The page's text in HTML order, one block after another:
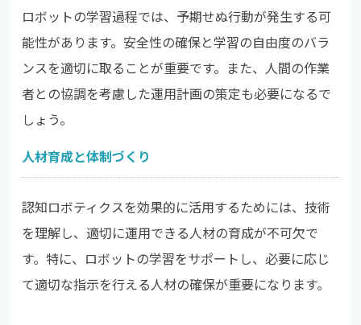
ロボットの学習過程では、予期せぬ行動が発生する可
能性があります。安全性の確保と学習の自由度のバラ
ンスを適切に取ることが重要です。また、人間の作業
者との協調を考慮した運用計画の策定も必要になるで
しょう。
人材育成と体制づくり
認知ロボティクスを効果的に活用するためには、技術
を理解し、適切に運用できる人材の育成が不可欠で
す。特に、ロボットの学習をサポートし、必要に応じ
て適切な指示を行える人材の確保が重要になります。